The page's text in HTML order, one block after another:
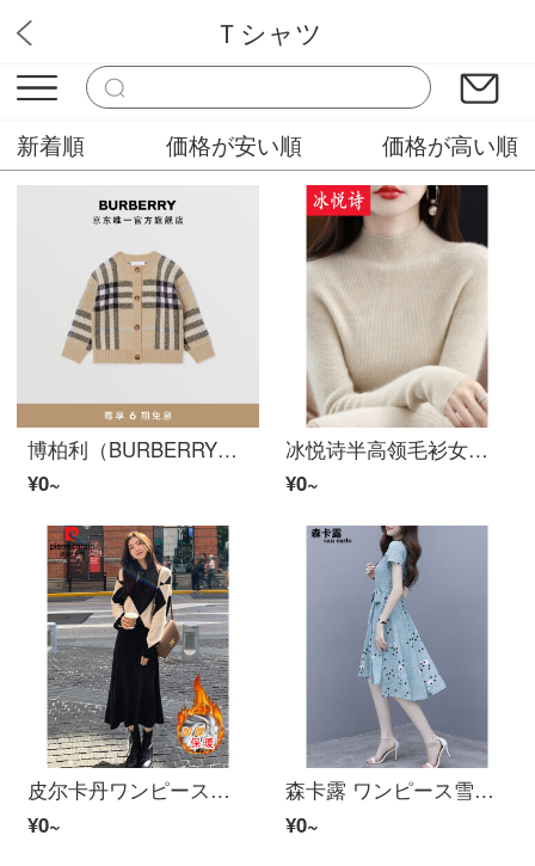
レディース服D24
Ｔシャツ
新着順 価格が安い順 価格が高い順
博柏利（BURBERRY） 女童 格纹提花羊毛混纺开衫80565331
¥0~
冰悦诗半高领毛衫女一线成衣修身针织打底衫紧身套头内搭セーター 原绒米 均码建议85-135斤
¥0~
皮尔卡丹ワンピース女22年针织加厚秋冬新着商品打底外穿韩版百搭セーター半身裙女装洋气减龄セット女显瘦中ロングスカート子女冬季 加厚针织セット M （建议100-110斤）
¥0~
森卡露 ワンピース雪纺气质收腰显瘦波点高腰半袖女装スカート 图片色2816 L
¥0~